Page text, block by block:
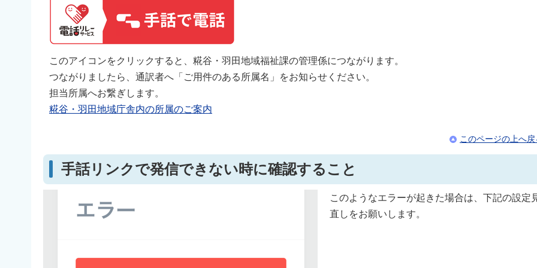
このアイコンをクリックすると、糀谷・羽田地域福祉課の管理係につながります。
つながりましたら、通訳者へ「ご用件のある所属名」をお知らせください。
担当所属へお繋ぎします。
糀谷・羽田地域庁舎内の所属のご案内
このページの上へ戻
手話リンクで発信できない時に確認すること
このようなエラーが起きた場合は、下記の設定
直しをお願いします。